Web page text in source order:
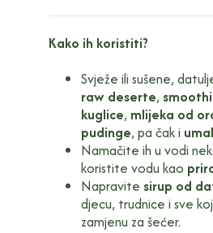
Kako ih koristiti?
Svježe ili sušene,
raw deserte,
kuglice, mlijeka od
pudinge, pa čak i
Namačite ih u vodi
koristite vodu kao
Napravite sirup od
djecu, trudnice i sve
zamjenu za šećer.